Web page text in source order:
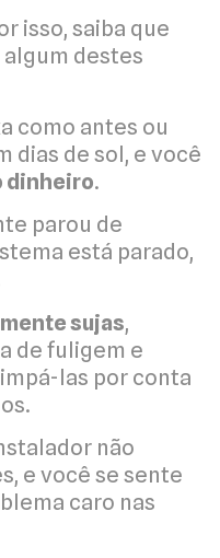
isso, saiba que
algum destes
como antes ou
dias de sol, e você
dinheiro.
parou de
está parado,
sujas,
de fuligem e
las por conta
não
e você se sente
caro nas